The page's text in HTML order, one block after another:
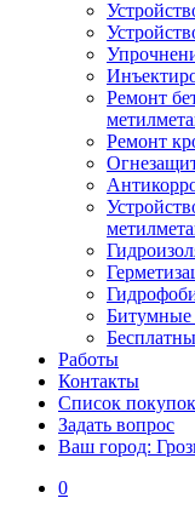
Ремонт
Ремонт
Битумные
Работы
Контакты
Список покупок
Задать вопрос
Ваш город:
0